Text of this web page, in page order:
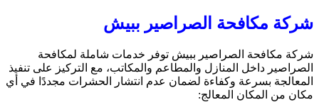
شركة مكافحة الصراصير ببيش
شركة مكافحة الصراصير ببيش توفر خدمات شاملة لمكافحة
الصراصير داخل المنازل والمطاعم والمكاتب، مع التركيز على تنفيذ
المعالجة بسرعة وكفاءة لضمان عدم انتشار الحشرات مجددًا في أي
مكان من المكان المعالج: